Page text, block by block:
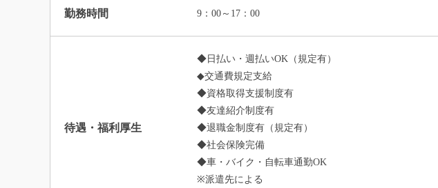
勤務時間 9：00～17：00
待遇・福利厚生
◆日払い・週払いOK（規定有）
◆交通費規定支給
◆資格取得支援制度有
◆友達紹介制度有
◆退職金制度有（規定有）
◆社会保険完備
◆車・バイク・自転車通勤OK
※派遣先による